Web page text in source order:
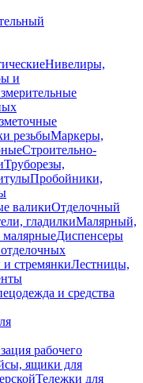
Нивелиры,
и
резьбыМаркеры,
Строительно-
Труборезы,
Пробойники,
валикиОтделочный
гладилкиМалярный,
малярныеДиспенсеры
стремянкиЛестницы,
и средства
рабочего
ящики для
Тележки для